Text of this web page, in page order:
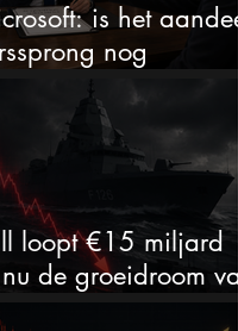
is het aandeel
nog
loopt €15 miljard
de groeidroom van